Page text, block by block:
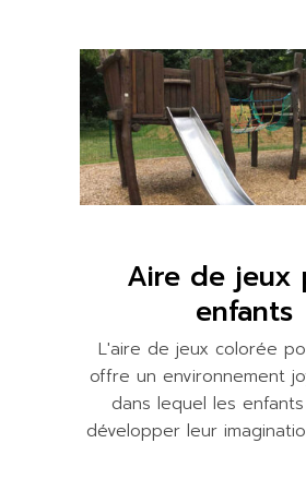
Aire de jeux
enfants
L'aire de jeux colorée
offre un environnement
dans lequel les
développer leur